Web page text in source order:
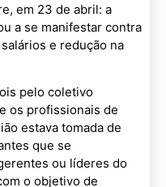
em 23 de abril: a
a se manifestar contra
e redução na
pelo coletivo
os profissionais de
estava tomada de
que se
ou líderes do
o objetivo de